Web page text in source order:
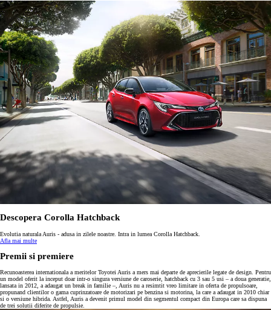
Descopera Corolla Hatchback
Evolutia naturala Auris - adusa in zilele noastre. Intra in lumea Corolla Hatchback.
Afla mai multe
Premii si premiere
Recunoasterea internationala a meritelor Toyotei Auris a mers mai departe de aprecierile legate de design. Pentru
un model oferit la inceput doar intr-o singura versiune de caroserie, hatchback cu 3 sau 5 usi – a doua generatie,
lansata in 2012, a adaugat un break in familie –, Auris nu a resimtit vreo limitare in oferta de propulsoare,
propunand clientilor o gama cuprinzatoare de motorizari pe benzina si motorina, la care a adaugat in 2010 chiar
si o versiune hibrida. Astfel, Auris a devenit primul model din segmentul compact din Europa care sa dispuna
de trei solutii diferite de propulsie.